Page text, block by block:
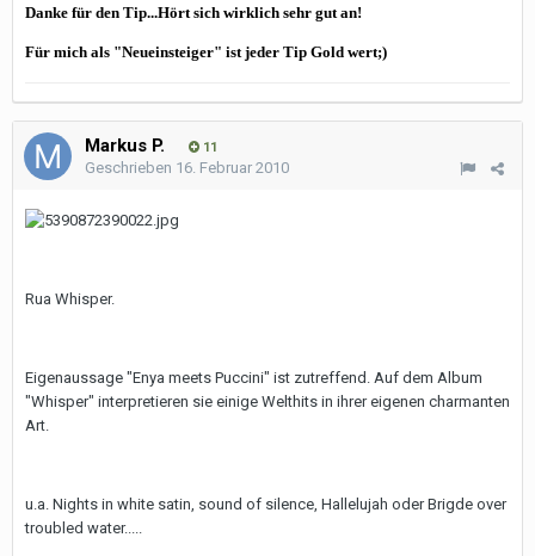
Danke für den Tip...Hört sich wirklich sehr gut an!
Für mich als "Neueinsteiger" ist jeder Tip Gold wert;)
Markus P. 11
Geschrieben 16. Februar 2010
Rua Whisper.
Eigenaussage "Enya meets Puccini" ist zutreffend. Auf dem Album
"Whisper" interpretieren sie einige Welthits in ihrer eigenen charmanten
Art.
u.a. Nights in white satin, sound of silence, Hallelujah oder Brigde over
troubled water.....